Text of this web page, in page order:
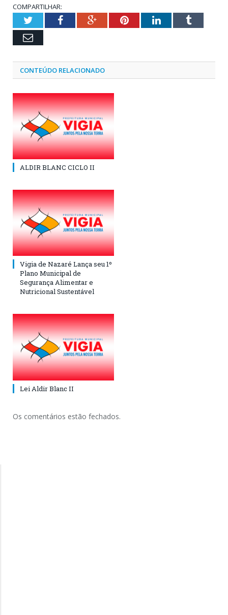
COMPARTILHAR:
TwitterFacebookGoogle+PinterestLinkedInTumblr
Email
CONTEÚDO RELACIONADO
ALDIR BLANC CICLO II
Vigia de Nazaré Lança seu 1º
Plano Municipal de
Segurança Alimentar e
Nutricional Sustentável
Lei Aldir Blanc II
Os comentários estão fechados.